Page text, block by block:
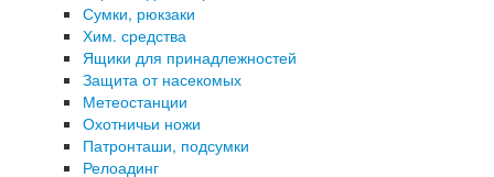
Сумки, рюкзаки
Хим. средства
Ящики для принадлежностей
Защита от насекомых
Метеостанции
Охотничьи ножи
Патронташи, подсумки
Релоадинг